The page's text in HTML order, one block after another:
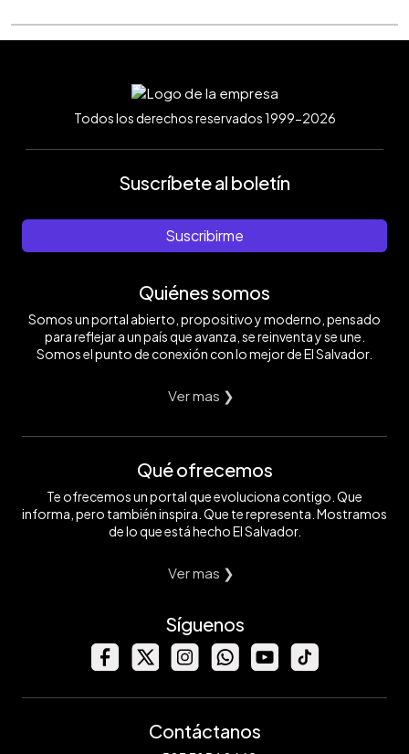
Todos los derechos reservados 1999-2026
Suscríbete al boletín
Suscribirme
Quiénes somos
Somos un portal abierto, propositivo y moderno, pensado
para reflejar a un país que avanza, se reinventa y se une.
Somos el punto de conexión con lo mejor de El Salvador.
Ver mas ❯
Qué ofrecemos
Te ofrecemos un portal que evoluciona contigo. Que
informa, pero también inspira. Que te representa. Mostramos
de lo que está hecho El Salvador.
Ver mas ❯
Síguenos
Contáctanos